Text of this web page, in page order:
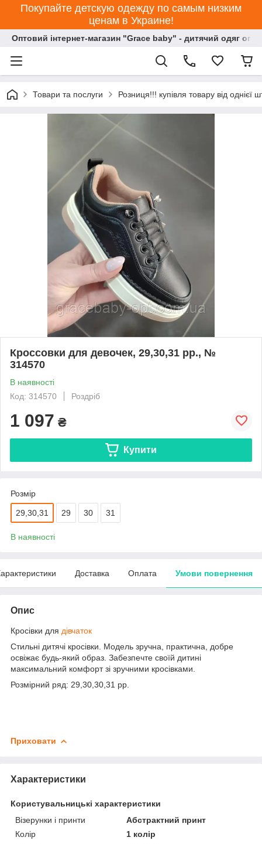
Покупайте детскую одежду по самым низким
ценам в Украине!
Оптовий інтернет-магазин "Grace baby" - дитячий одяг
Товари та послуги Розниця!!! купівля товару від однієї
Кроссовки для девочек, 29,30,31 рр., №
314570
В наявності
Код: 314570
Роздріб
1 097 ₴
Купити
Розмір
29,30,31 29 30 31
В наявності
Доставка Оплата Умови повернення
Опис
Кросівки для дівчаток
Стильні дитячі кросівки. Модель зручна, практична, добре
освіжає будь-який образ. Забезпечте своїй дитині
максимальний комфорт зі зручними кросівками.
Розмірний ряд: 29,30,30,31 рр.
Приховати
Характеристики
Користувальницькі характеристики
Візерунки і принти
Абстрактний принт
Колір
1 колір